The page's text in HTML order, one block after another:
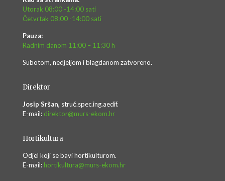
Utorak 08:00 -14:00 sati
Četvrtak 08:00 -14:00 sati
Pauza:
Radnim danom 11:00 – 11:30 h
Subotom, nedjeljom i blagdanom zatvoreno.
Direktor
Josip Sršan, struč.spec.ing.aedif.
E-mail: direktor@murs-ekom.hr
Hortikultura
Odjel koji se bavi hortikulturom.
E-mail: hortikultura@murs-ekom.hr